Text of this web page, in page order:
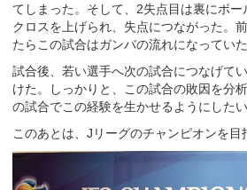
てしまった。そして、2失点目は裏にボ
クロスを上げられ、失点につながった。
たらこの試合はガンバの流れになっていた
試合後、若い選手へ次の試合につなげて
けた。しっかりと、この試合の敗因を分
の試合でこの経験を生かせるようにしたい
このあとは、Jリーグのチャンピオンを目